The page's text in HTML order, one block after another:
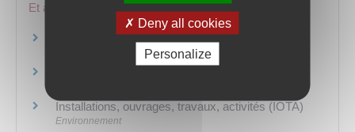
Et aussi
Évaluation environnementale
Installations, ouvrages, travaux, activités (IOTA)
Environnement
Deny all cookies
Personalize